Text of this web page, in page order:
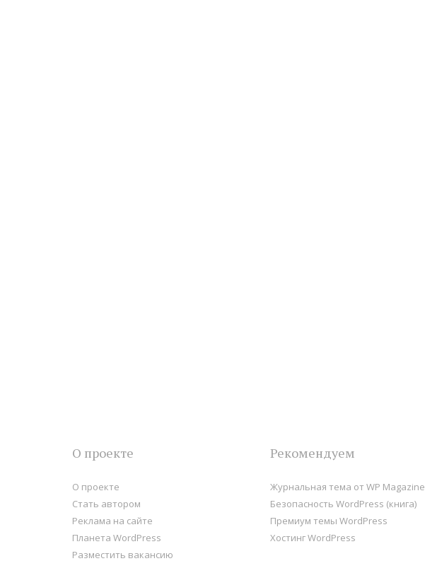
О проекте
О проекте
Стать автором
Реклама на сайте
Планета WordPress
Разместить вакансию
Рекомендуем
Журнальная тема от WP Magazine
Безопасность WordPress (книга)
Премиум темы WordPress
Хостинг WordPress